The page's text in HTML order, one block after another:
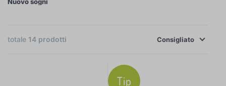
totale 14 prodotti
Consigliato
Tip